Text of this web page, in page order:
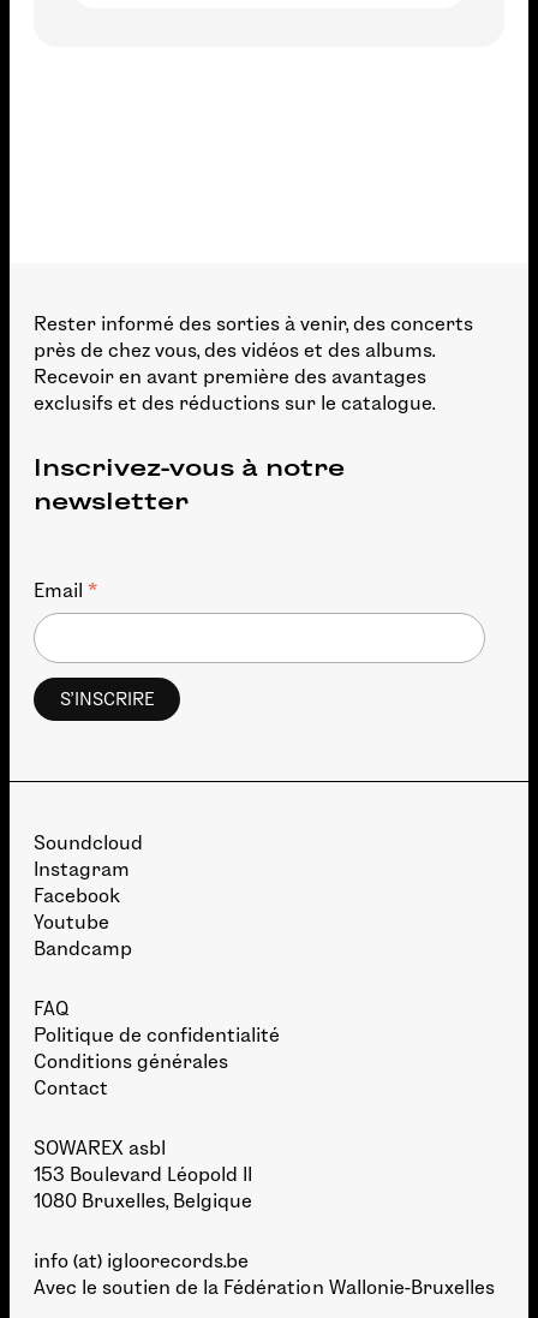
Rester informé des sorties à venir, des concerts
près de chez vous, des vidéos et des albums.
Recevoir en avant première des avantages
exclusifs et des réductions sur le catalogue.
Inscrivez-vous à notre
newsletter
Email *
Soundcloud
Instagram
Facebook
Youtube
Bandcamp
FAQ
Politique de confidentialité
Conditions générales
Contact
SOWAREX asbl
153 Boulevard Léopold II
1080 Bruxelles, Belgique
info (at) igloorecords.be
Avec le soutien de la Fédération Wallonie-Bruxelles